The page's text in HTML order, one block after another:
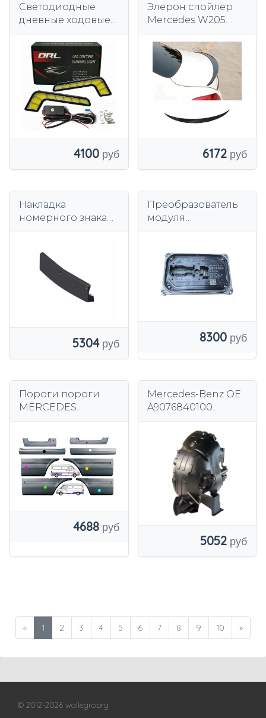
Светодиодные
дневные ходовые
Automat E4 RL00
RETRIFY DRL
4100
Элерон спойлер
Mercedes W205
6172
Накладка
номерного знака
A1568850081
5304
Преобразователь
модуля
W118 W177 W247 OE
A2479002113 новый
8300
Пороги пороги
MERCEDES
листового металла
Sprinter
www.AutoBig.PL
4688
Mercedes-Benz OE
A9076840100
5052
« 1 2 3 4 5 6 7 8 9 10 »
© 2012-2026 wallegro.org